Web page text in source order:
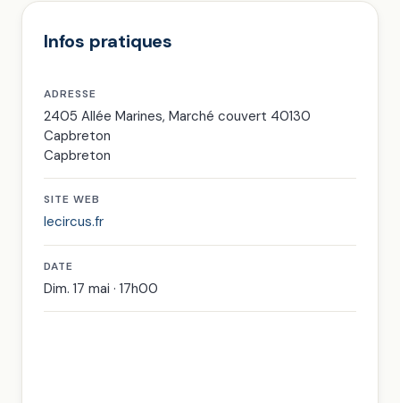
Infos pratiques
ADRESSE
2405 Allée Marines, Marché couvert 40130
Capbreton
Capbreton
SITE WEB
lecircus.fr
DATE
Dim. 17 mai · 17h00